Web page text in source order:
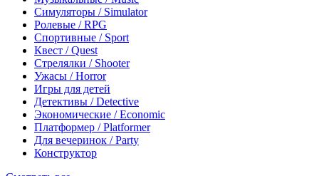
Симуляторы / Simulator
Ролевые / RPG
Спортивные / Sport
Квест / Quest
Стрелялки / Shooter
Ужасы / Horror
Игры для детей
Детективы / Detective
Экономические / Economic
Платформер / Platformer
Для вечеринок / Party
Конструктор